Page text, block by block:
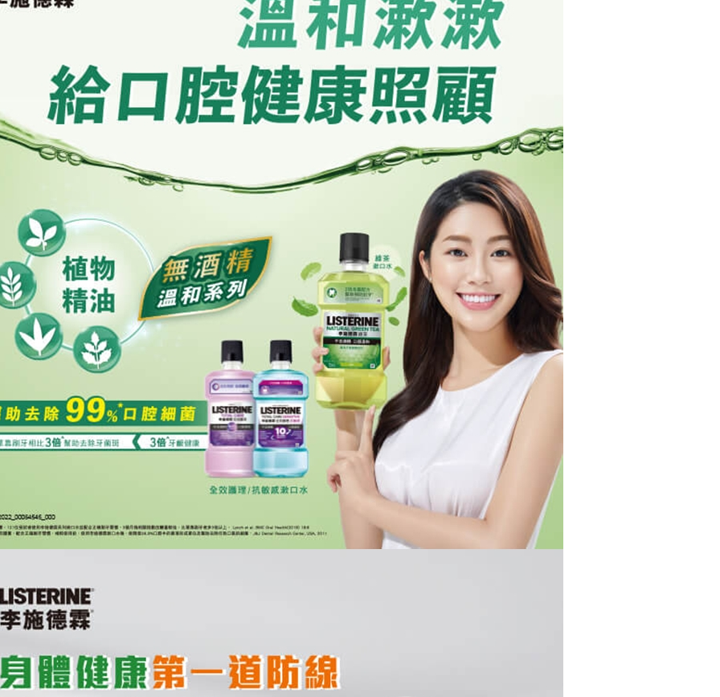
是否繳費成功／繳費後需取消欲退款等相關疑問，請聯繫「AFTEE先享後
付客戶支援中心」https://netprotections.freshdesk.com/support/home
【注意事項】
１．透過由恩沛科技股份有限公司提供之「AFTEE先享後付」服務完成之
交易，需依本服務之必要範圍內提供個人資料，並將交易相關給付款項請
求債權轉讓予恩沛科技股份有限公司。
２．關於個人資料處理事宜，請瀏覽以下網址：
https://aftee.tw/terms/#terms3
３．未成年的使用者請事先徵得法定代理人或監護人之同意方可使用
「AFTEE先享後付」，若未經同意申辦者引起之損失，本公司不負相關責
４．使用「AFTEE先享後付」時，將依據個別帳號之用戶狀況，依本公司
即時審查核予不同之上限額度；若仍有額度不足之情形，本公司將視審查
結果請求用戶進行身份認證。
５．嚴禁一人註冊多個帳號或使用他人資訊註冊。若發現惡意使用之情
形，恩沛科技股份有限公司將有權停止該用戶之使用額度並採取法律行
付款後門市自取
免運費